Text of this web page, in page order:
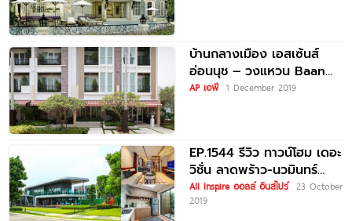
บ้านกลางเมือง เอสเซ้นส์
อ่อนนุช – วงแหวน Baan
Klang Muang S-Sense
AP เอพี 1 December 2019
EP.1544 รีวิว ทาวน์โฮม เดอะ
วิชั่น ลาดพร้าว-นวมินทร์
The Vision Ladprao-
Nawamin
All Inspire ออลล์ อินสไปร์ 23 October
2019